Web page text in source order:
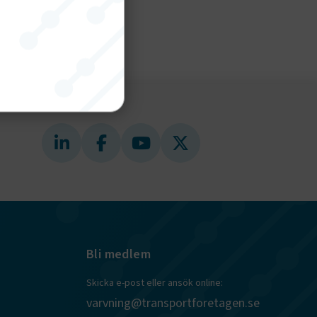
Bli medlem
Skicka e-post eller ansök online:
varvning@transportforetagen.se
ihåg
cookie.